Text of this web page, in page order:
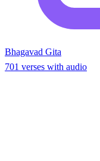
Bhagavad Gita
701 verses with audio